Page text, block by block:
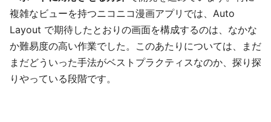
複雑なビューを持つニコニコ漫画アプリでは、Auto
Layout で期待したとおりの画面を構成するのは、なかな
か難易度の高い作業でした。このあたりについては、まだ
まだどういった手法がベストプラクティスなのか、探り探
りやっている段階です。